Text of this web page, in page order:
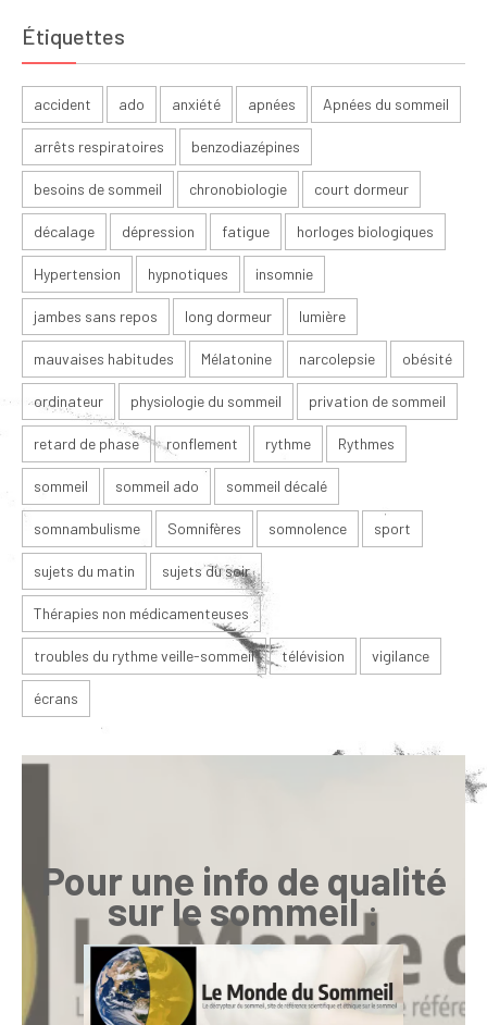
Étiquettes
accident ado anxiété apnées Apnées du sommeil
arrêts respiratoires benzodiazépines
besoins de sommeil chronobiologie court dormeur
décalage dépression fatigue horloges biologiques
Hypertension hypnotiques insomnie
jambes sans repos long dormeur lumière
mauvaises habitudes Mélatonine narcolepsie obésité
ordinateur physiologie du sommeil privation de sommeil
retard de phase ronflement rythme Rythmes
sommeil sommeil ado sommeil décalé
somnambulisme Somnifères somnolence sport
sujets du matin sujets du soir
Thérapies non médicamenteuses
troubles du rythme veille-sommeil télévision vigilance
écrans
Pour une info de qualité
sur le sommeil: